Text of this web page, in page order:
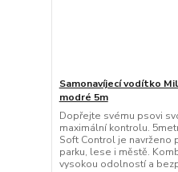
Samonavíjecí vodítko
modré 5m
Dopřejte svému psovi
maximální kontrolu.
Soft Control je navrženo
parku, lese i městě.
vysokou odolností a